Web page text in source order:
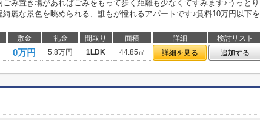
ごみ置き場があればごみをもって歩く距離も少なくてすみます♪うっとり
綺麗な景色を眺められる、誰もが憧れるアパートです♪賃料10万円以下を
敷金 礼金 間取り 面積 詳細
検討リスト
0万円 5.8万円 1LDK 44.85㎡ 詳細を見る 追加する